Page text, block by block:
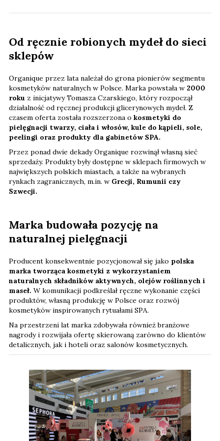
Od ręcznie robionych mydeł do sieci
sklepów
Organique przez lata należał do grona pionierów segmentu
kosmetyków naturalnych w Polsce. Marka powstała w 2000
roku z inicjatywy Tomasza Czarskiego, który rozpoczął
działalność od ręcznej produkcji glicerynowych mydeł. Z
czasem oferta została rozszerzona o kosmetyki do
pielęgnacji twarzy, ciała i włosów, kule do kąpieli, sole,
peelingi oraz produkty dla gabinetów SPA.
Przez ponad dwie dekady Organique rozwinął własną sieć
sprzedaży. Produkty były dostępne w sklepach firmowych w
największych polskich miastach, a także na wybranych
rynkach zagranicznych, m.in. w Grecji, Rumunii czy
Szwecji.
Marka budowała pozycję na
naturalnej pielęgnacji
Producent konsekwentnie pozycjonował się jako polska
marka tworząca kosmetyki z wykorzystaniem
naturalnych składników aktywnych, olejów roślinnych i
maseł. W komunikacji podkreślał ręczne wykonanie części
produktów, własną produkcję w Polsce oraz rozwój
kosmetyków inspirowanych rytuałami SPA.
Na przestrzeni lat marka zdobywała również branżowe
nagrody i rozwijała ofertę skierowaną zarówno do klientów
detalicznych, jak i hoteli oraz salonów kosmetycznych.